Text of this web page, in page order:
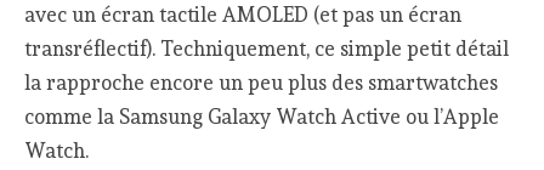
avec un écran tactile AMOLED (et pas un écran
transréflectif). Techniquement, ce simple petit détail
la rapproche encore un peu plus des smartwatches
comme la Samsung Galaxy Watch Active ou l’Apple
Watch.